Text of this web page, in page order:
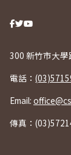
300 新竹市大
電話：
Email:
傳真：